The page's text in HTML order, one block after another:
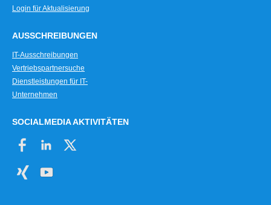
Login für Aktualisierung
AUSSCHREIBUNGEN
IT-Ausschreibungen
Vertriebspartnersuche
Dienstleistungen für IT-
Unternehmen
SOCIALMEDIA AKTIVITÄTEN